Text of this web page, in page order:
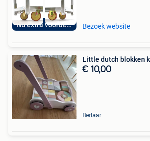
Nu extra voordelig Bezoek website
Little dutch blokken
€ 10,00
Berlaar